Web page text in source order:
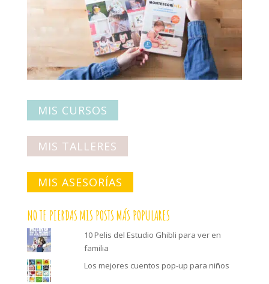
MIS CURSOS
MIS TALLERES
MIS ASESORÍAS
NO TE PIERDAS MIS POSTS MÁS POPULARES
10 Pelis del Estudio Ghibli para ver en
familia
Los mejores cuentos pop-up para niños